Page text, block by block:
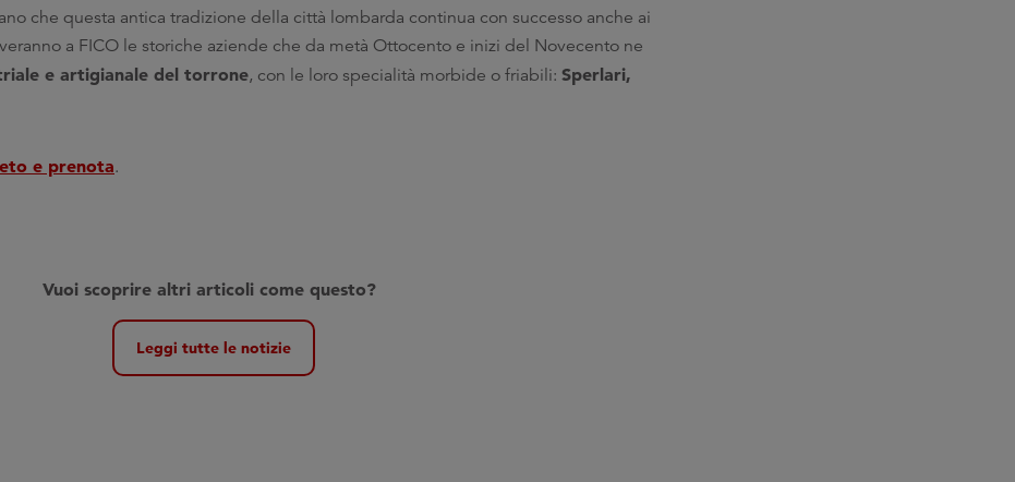
che questa antica tradizione della città lombarda continua con successo anche ai
a FICO le storiche aziende che da metà Ottocento e inizi del Novecento ne
e artigianale del torrone, con le loro specialità morbide o friabili: Sperlari,
e prenota.
Vuoi scoprire altri articoli come questo?
Leggi tutte le notizie